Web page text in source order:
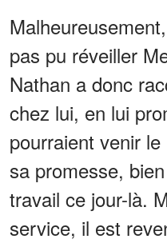
pas pu réveiller
Nathan a donc
chez lui, en lui
pourraient venir
sa promesse,
travail ce jour-là.
service, il est